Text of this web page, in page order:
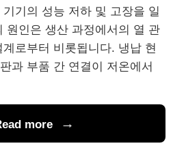
기의 성능 저하 및 고장을 일
원인은 생산 과정에서의 열 관
로부터 비롯됩니다. 냉납 현
과 부품 간 연결이 저온에서
more